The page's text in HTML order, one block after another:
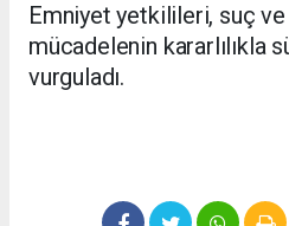
Emniyet yetkilileri, suç
mücadelenin kararlılıkla
vurguladı.